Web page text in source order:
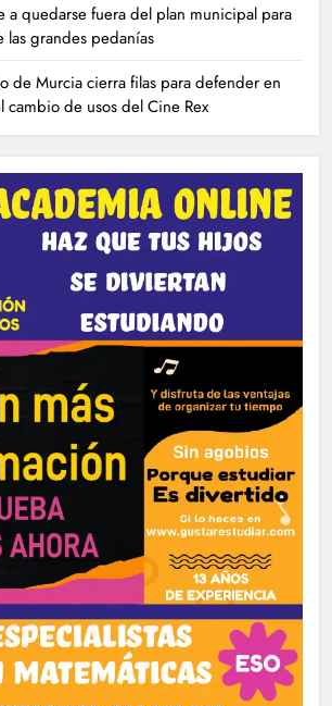
a quedarse fuera del plan municipal para
las grandes pedanías
de Murcia cierra filas para defender en
cambio de usos del Cine Rex